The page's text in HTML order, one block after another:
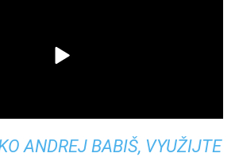
ANDREJ BABIŠ, VYUŽIJTE